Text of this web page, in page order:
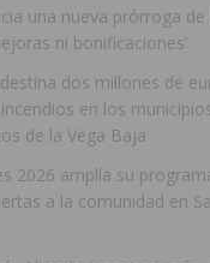
una nueva prórroga de
ni bonificaciones’
dos millones de
en los
de la Vega Baja
2026 amplía su
a la comunidad en